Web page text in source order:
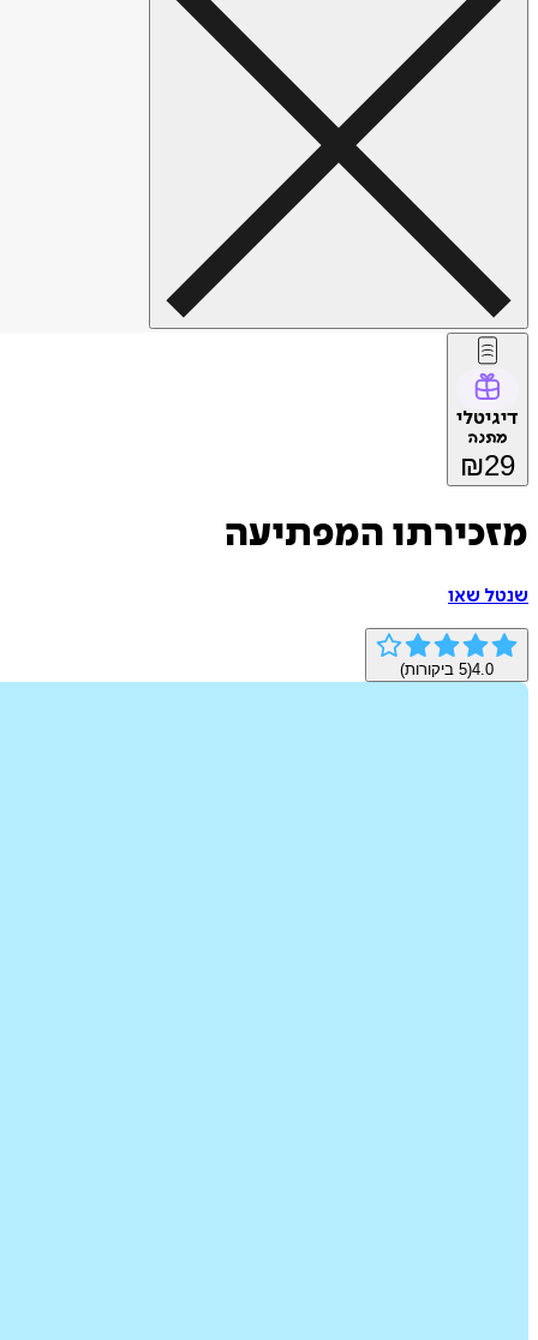
דיגיטלי
מתנה
₪29
מזכירתו המפתיעה
שנטל שאו
4.0
(
5 ביקורות)